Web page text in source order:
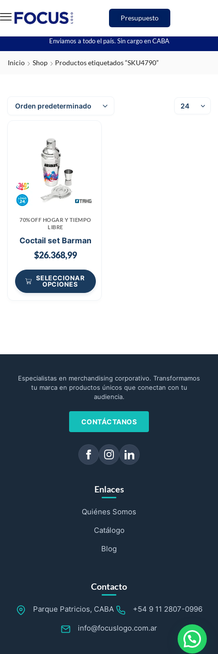
Presupuesto
Enviamos a todo el país. Sin cargo en CABA
Inicio Shop Productos etiquetados “SKU4790”
70%OFF HOGAR Y TIEMPO
LIBRE
Coctail set Barman
$26.368,99
SELECCIONAR
OPCIONES
Especialistas en merchandising corporativo. Transformamos
tu marca en productos únicos que conectan con tu
audiencia.
CONTÁCTANOS
Enlaces
Quiénes Somos
Catálogo
Blog
Contacto
Parque Patricios, CABA +54 9 11 2807-0996
info@focuslogo.com.ar